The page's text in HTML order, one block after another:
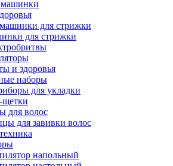
для стрижки
для стрижки
и здоровья
наборы
для укладки
для волос
для завивки волос
напольный